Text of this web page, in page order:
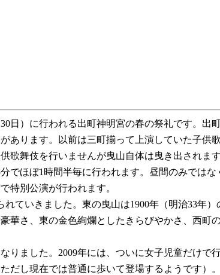
日）に行われる出町神明宮の春の祭礼です。出
あります。以前は三町揃って上演していた子供
歌舞伎を行いませんが曳山自体は曳き出され
でほぼ1時間半毎に行われます。昼間のみでは
特別公演が行われます。
ていきました。東の曳山は1900年（明治33年
華さ、東の金色絢爛としたきらびやかさ、西
ました。2009年には、ついに女子児童だけで
だし現在では普通に歩いて登場するようです）